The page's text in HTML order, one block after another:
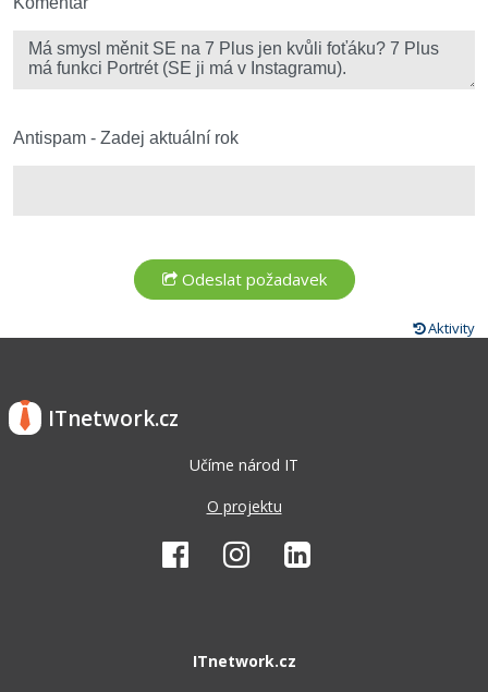
Fórum
Kybernetická bezpečnost
Antispam - Zadej aktuální rok
Aktivity
ITnetwork.cz
Učíme národ IT
O projektu
ITnetwork.cz